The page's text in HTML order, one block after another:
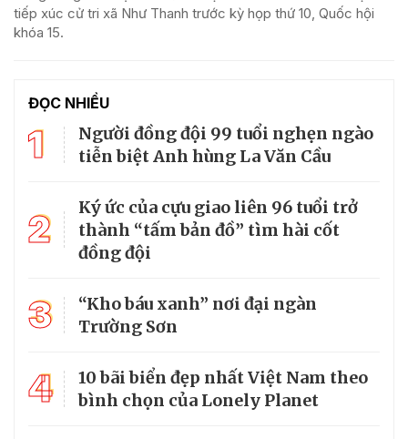
tiếp xúc cử tri xã Như Thanh trước kỳ họp thứ 10, Quốc hội
khóa 15.
ĐỌC NHIỀU
1
Người đồng đội 99 tuổi nghẹn ngào
tiễn biệt Anh hùng La Văn Cầu
2
Ký ức của cựu giao liên 96 tuổi trở
thành “tấm bản đồ” tìm hài cốt
đồng đội
3
“Kho báu xanh” nơi đại ngàn
Trường Sơn
4
10 bãi biển đẹp nhất Việt Nam theo
bình chọn của Lonely Planet